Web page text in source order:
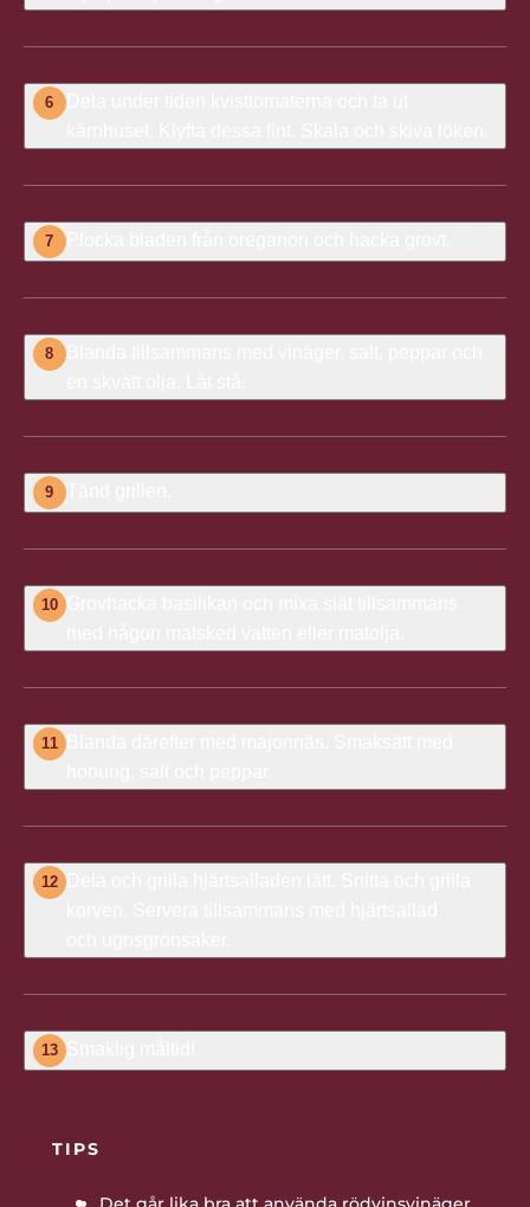
6
Dela under tiden kvisttomaterna och ta ut
7 Plocka bladen från oreganon och hacka grovt.
8
Blanda tillsammans med vinäger, salt, peppar och
9 Tänd grillen.
10 Grovhacka basilikan och mixa slät tillsammans
11 Blanda därefter med majonnäs. Smaksätt med
12 Dela och grilla hjärtsalladen lätt. Snitta och grilla
13 Smaklig måltid!
TIPS